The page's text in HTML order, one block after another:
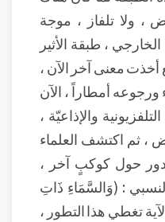
، ولا تلفاز ، موجة
، طبقة الأثير
أخذت معنى آخر الآن ،
ورجوعه أمطاراً ، الآن
والإذاعيّة ،
، ثم اكتشف العلماء
حول كوكبٍ آخر ،
: (وَالسَّمَاءِ ذَاتِ
الآية تغطي هذا التطور ،